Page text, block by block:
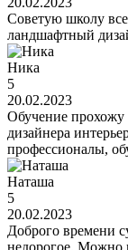
Советую школу
ландшафтный
Ника
5
20.02.2023
Обучение прохожу
дизайнера
профессионалы,
Наташа
5
20.02.2023
Доброго времени